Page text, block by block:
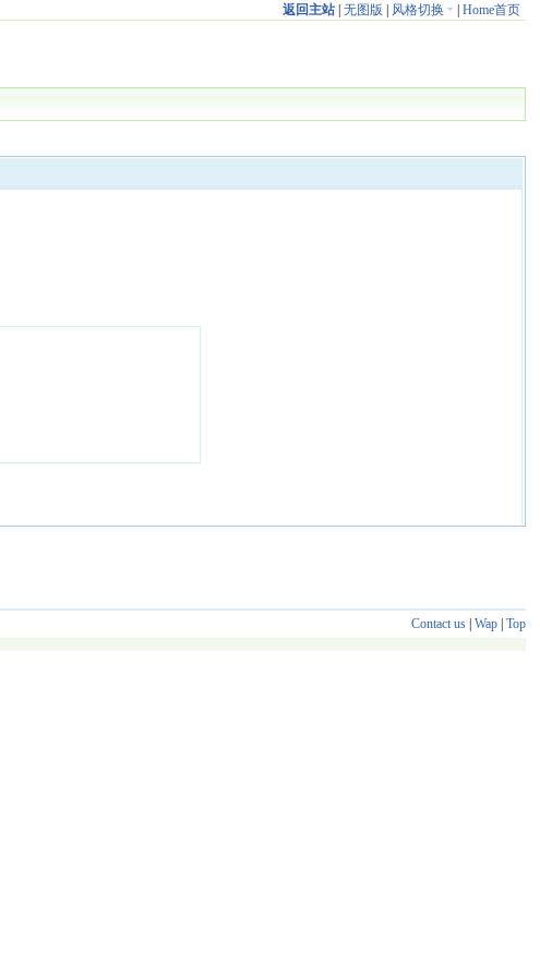
返回主站| 无图版 风格切换 Home首页
Contact us| Wap| Top